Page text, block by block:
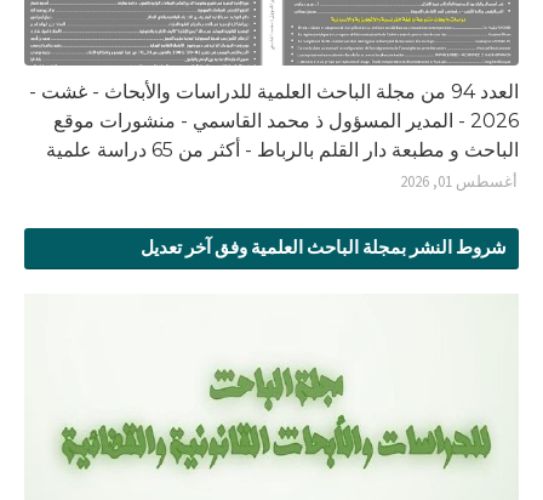
العدد 94 من مجلة الباحث العلمية للدراسات والأبحاث - غشت -
2026 - المدير المسؤول ذ محمد القاسمي - منشورات موقع
الباحث و مطبعة دار القلم بالرباط - أكثر من 65 دراسة علمية
أغسطس 01, 2026
شروط النشر بمجلة الباحث العلمية وفق آخر تعديل